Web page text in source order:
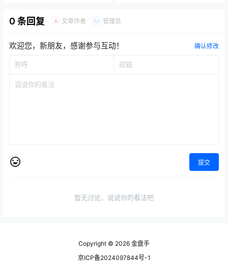
0 条回复 A 文章作者 M 管理员
欢迎您，新朋友，感谢参与互动！ 确认修改
提交
暂无讨论，说说你的看法吧
Copyright © 2026 金盘手
京ICP备2024097844号-1